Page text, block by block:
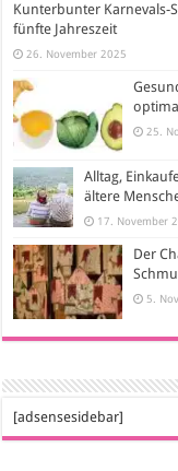
Kunterbunter Karnevals-
fünfte Jahreszeit
26. November 2025
25.
Alltag,
ältere
17. November
Der
5.
[adsensesidebar]